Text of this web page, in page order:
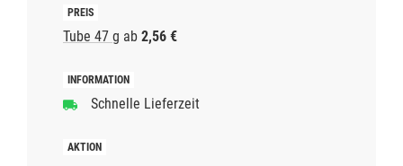
Tube 47 g ab 2,56 €
Schnelle Lieferzeit